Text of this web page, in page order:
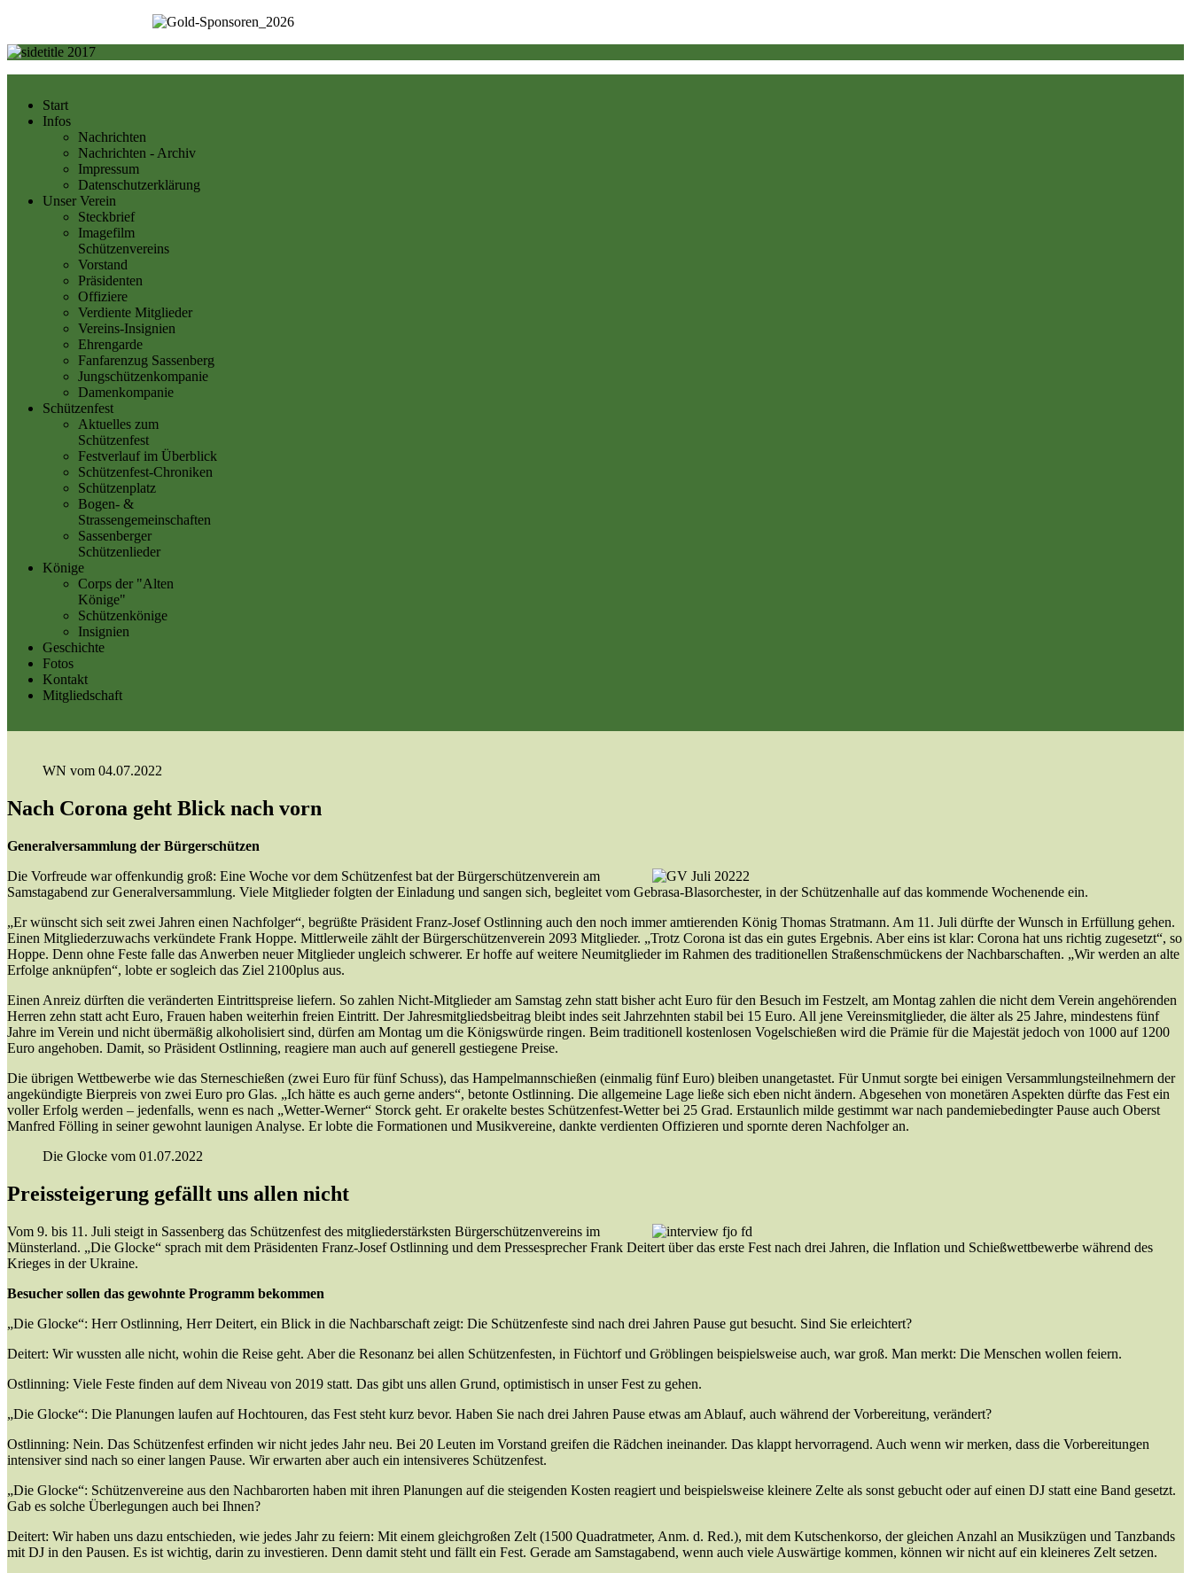
Start
Infos
Nachrichten
Nachrichten - Archiv
Impressum
Datenschutzerklärung
Unser Verein
Steckbrief
Imagefilm
Schützenvereins
Vorstand
Präsidenten
Offiziere
Verdiente Mitglieder
Vereins-Insignien
Ehrengarde
Fanfarenzug Sassenberg
Jungschützenkompanie
Damenkompanie
Schützenfest
Aktuelles zum
Schützenfest
Festverlauf im Überblick
Schützenfest-Chroniken
Schützenplatz
Bogen- &
Strassengemeinschaften
Sassenberger
Schützenlieder
Könige
Corps der "Alten
Könige"
Schützenkönige
Insignien
Geschichte
Fotos
Kontakt
Mitgliedschaft
WN vom 04.07.2022
Nach Corona geht Blick nach vorn
Generalversammlung der Bürgerschützen
Die Vorfreude war offenkundig groß: Eine Woche vor dem Schützenfest bat der Bürgerschützenverein am
Samstagabend zur Generalversammlung. Viele Mitglieder folgten der Einladung und sangen sich, begleitet vom Gebrasa-Blasorchester, in der Schützenhalle auf das kommende Wochenende ein.
„Er wünscht sich seit zwei Jahren einen Nachfolger“, begrüßte Präsident Franz-Josef Ostlinning auch den noch immer amtierenden König Thomas Stratmann. Am 11. Juli dürfte der Wunsch in Erfüllung gehen.
Einen Mitgliederzuwachs verkündete Frank Hoppe. Mittlerweile zählt der Bürgerschützenverein 2093 Mitglieder. „Trotz Corona ist das ein gutes Ergebnis. Aber eins ist klar: Corona hat uns richtig zugesetzt“, so
Hoppe. Denn ohne Feste falle das Anwerben neuer Mitglieder ungleich schwerer. Er hoffe auf weitere Neumitglieder im Rahmen des traditionellen Straßenschmückens der Nachbarschaften. „Wir werden an alte
Erfolge anknüpfen“, lobte er sogleich das Ziel 2100plus aus.
Einen Anreiz dürften die veränderten Eintrittspreise liefern. So zahlen Nicht-Mitglieder am Samstag zehn statt bisher acht Euro für den Besuch im Festzelt, am Montag zahlen die nicht dem Verein angehörenden
Herren zehn statt acht Euro, Frauen haben weiterhin freien Eintritt. Der Jahresmitgliedsbeitrag bleibt indes seit Jahrzehnten stabil bei 15 Euro. All jene Vereinsmitglieder, die älter als 25 Jahre, mindestens fünf
Jahre im Verein und nicht übermäßig alkoholisiert sind, dürfen am Montag um die Königswürde ringen. Beim traditionell kostenlosen Vogelschießen wird die Prämie für die Majestät jedoch von 1000 auf 1200
Euro angehoben. Damit, so Präsident Ostlinning, reagiere man auch auf generell gestiegene Preise.
Die übrigen Wettbewerbe wie das Sterneschießen (zwei Euro für fünf Schuss), das Hampelmannschießen (einmalig fünf Euro) bleiben unangetastet. Für Unmut sorgte bei einigen Versammlungsteilnehmern der
angekündigte Bierpreis von zwei Euro pro Glas. „Ich hätte es auch gerne anders“, betonte Ostlinning. Die allgemeine Lage ließe sich eben nicht ändern. Abgesehen von monetären Aspekten dürfte das Fest ein
voller Erfolg werden – jedenfalls, wenn es nach „Wetter-Werner“ Storck geht. Er orakelte bestes Schützenfest-Wetter bei 25 Grad. Erstaunlich milde gestimmt war nach pandemiebedingter Pause auch Oberst
Manfred Fölling in seiner gewohnt launigen Analyse. Er lobte die Formationen und Musikvereine, dankte verdienten Offizieren und spornte deren Nachfolger an.
Die Glocke vom 01.07.2022
Preissteigerung gefällt uns allen nicht
Vom 9. bis 11. Juli steigt in Sassenberg das Schützenfest des mitgliederstärksten Bürgerschützenvereins im
Münsterland. „Die Glocke“ sprach mit dem Präsidenten Franz-Josef Ostlinning und dem Pressesprecher Frank Deitert über das erste Fest nach drei Jahren, die Inflation und Schießwettbewerbe während des
Krieges in der Ukraine.
Besucher sollen das gewohnte Programm bekommen
„Die Glocke“: Herr Ostlinning, Herr Deitert, ein Blick in die Nachbarschaft zeigt: Die Schützenfeste sind nach drei Jahren Pause gut besucht. Sind Sie erleichtert?
Deitert: Wir wussten alle nicht, wohin die Reise geht. Aber die Resonanz bei allen Schützenfesten, in Füchtorf und Gröblingen beispielsweise auch, war groß. Man merkt: Die Menschen wollen feiern.
Ostlinning: Viele Feste finden auf dem Niveau von 2019 statt. Das gibt uns allen Grund, optimistisch in unser Fest zu gehen.
„Die Glocke“: Die Planungen laufen auf Hochtouren, das Fest steht kurz bevor. Haben Sie nach drei Jahren Pause etwas am Ablauf, auch während der Vorbereitung, verändert?
Ostlinning: Nein. Das Schützenfest erfinden wir nicht jedes Jahr neu. Bei 20 Leuten im Vorstand greifen die Rädchen ineinander. Das klappt hervorragend. Auch wenn wir merken, dass die Vorbereitungen
intensiver sind nach so einer langen Pause. Wir erwarten aber auch ein intensiveres Schützenfest.
„Die Glocke“: Schützenvereine aus den Nachbarorten haben mit ihren Planungen auf die steigenden Kosten reagiert und beispielsweise kleinere Zelte als sonst gebucht oder auf einen DJ statt eine Band gesetzt.
Gab es solche Überlegungen auch bei Ihnen?
Deitert: Wir haben uns dazu entschieden, wie jedes Jahr zu feiern: Mit einem gleichgroßen Zelt (1500 Quadratmeter, Anm. d. Red.), mit dem Kutschenkorso, der gleichen Anzahl an Musikzügen und Tanzbands
mit DJ in den Pausen. Es ist wichtig, darin zu investieren. Denn damit steht und fällt ein Fest. Gerade am Samstagabend, wenn auch viele Auswärtige kommen, können wir nicht auf ein kleineres Zelt setzen.